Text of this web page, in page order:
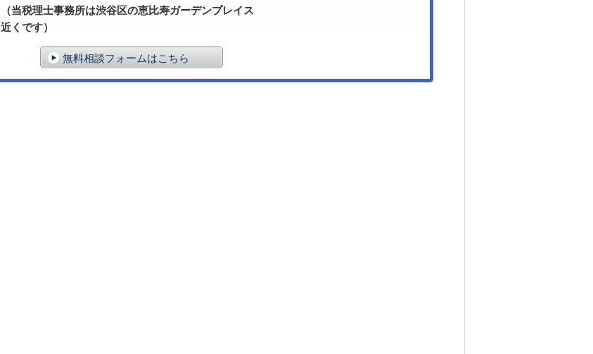
（当税理士事務所は渋谷区の恵比寿ガーデンプレイス
近くです）
無料相談フォームはこちら